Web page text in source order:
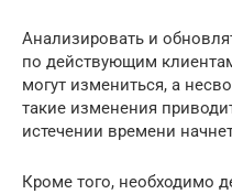
Анализировать и
по действующим
могут измениться, а
такие изменения
истечении времени
Кроме того, необходимо